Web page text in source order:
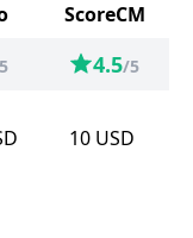
ScoreCM
4.5/5
10 USD